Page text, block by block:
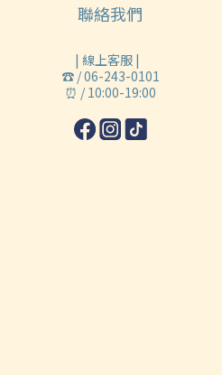
聯絡我們
| 線上客服 |
☎ / 06-243-0101
⏰ / 10:00-19:00